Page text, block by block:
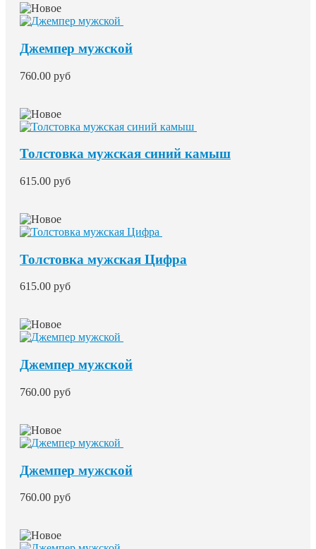
Джемпер мужской
760.00 руб
Толстовка мужская синий камыш
615.00 руб
Толстовка мужская Цифра
615.00 руб
Джемпер мужской
760.00 руб
Джемпер мужской
760.00 руб